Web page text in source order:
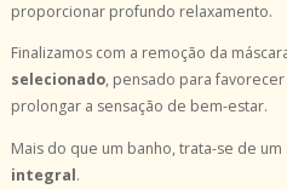
proporcionar profundo relaxamento.
Finalizamos com a remoção da
selecionado, pensado para
prolongar a sensação de bem-estar.
Mais do que um banho, trata-se de um
integral.